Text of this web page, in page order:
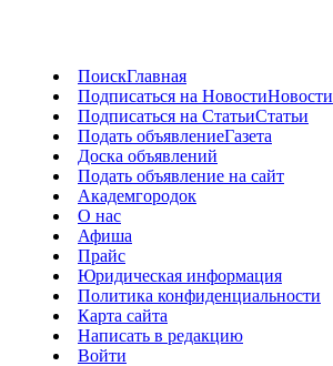
ПоискГлавная
Подписаться на НовостиНовости
Подписаться на СтатьиСтатьи
Подать объявлениеГазета
Доска объявлений
Подать объявление на сайт
Академгородок
О нас
Афиша
Прайс
Юридическая информация
Политика конфиденциальности
Карта сайта
Написать в редакцию
Войти